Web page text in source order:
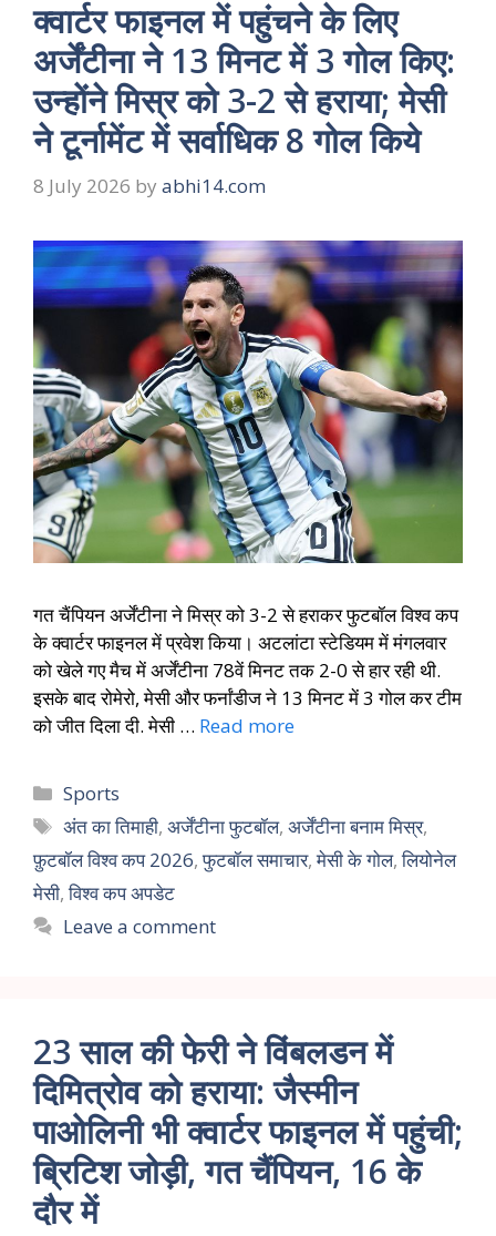
क्वार्टर फाइनल में पहुंचने के लिए
अर्जेंटीना ने 13 मिनट में 3 गोल किए:
उन्होंने मिस्र को 3-2 से हराया; मेसी
ने टूर्नामेंट में सर्वाधिक 8 गोल किये
8 July 2026 by abhi14.com
गत चैंपियन अर्जेंटीना ने मिस्र को 3-2 से हराकर फुटबॉल विश्व कप
के क्वार्टर फाइनल में प्रवेश किया। अटलांटा स्टेडियम में मंगलवार
को खेले गए मैच में अर्जेंटीना 78वें मिनट तक 2-0 से हार रही थी.
इसके बाद रोमेरो, मेसी और फर्नांडीज ने 13 मिनट में 3 गोल कर टीम
को जीत दिला दी. मेसी … Read more
Sports
अंत का तिमाही,अर्जेंटीना फुटबॉल,अर्जेंटीना बनाम मिस्र,
फ़ुटबॉल विश्व कप 2026,फुटबॉल समाचार,मेसी के गोल,लियोनेल
मेसी,विश्व कप अपडेट
Leave a comment
23 साल की फेरी ने विंबलडन में
दिमित्रोव को हराया: जैस्मीन
पाओलिनी भी क्वार्टर फाइनल में पहुंची;
ब्रिटिश जोड़ी, गत चैंपियन, 16 के
दौर में